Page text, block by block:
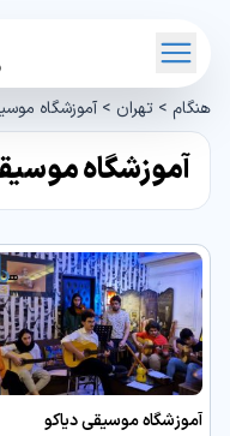
هنگام > تهران >آموزشگاه
آموزشگاه
آموزشگاه موسیقی دیاکو